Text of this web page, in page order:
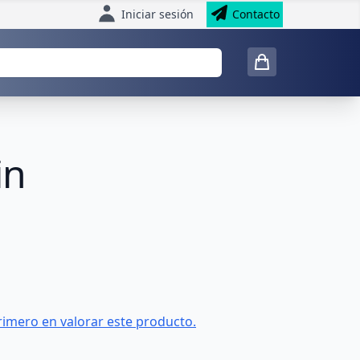
Iniciar sesión Contacto
en valorar este producto.